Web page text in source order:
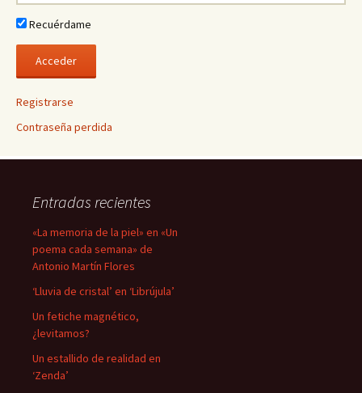
Recuérdame
Registrarse
Contraseña perdida
Entradas recientes
«La memoria de la piel» en «Un
poema cada semana» de
Antonio Martín Flores
‘Lluvia de cristal’ en ‘Librújula’
Un fetiche magnético,
¿levitamos?
Un estallido de realidad en
‘Zenda’